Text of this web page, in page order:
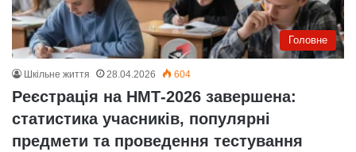
Головне
Шкільне життя 28.04.2026 604
Реєстрація на НМТ-2026 завершена:
статистика учасників, популярні
предмети та проведення тестування